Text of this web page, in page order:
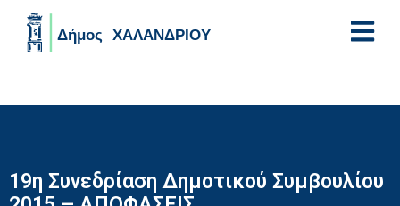
19η Συνεδρίαση Δημοτικού Συμβουλίου